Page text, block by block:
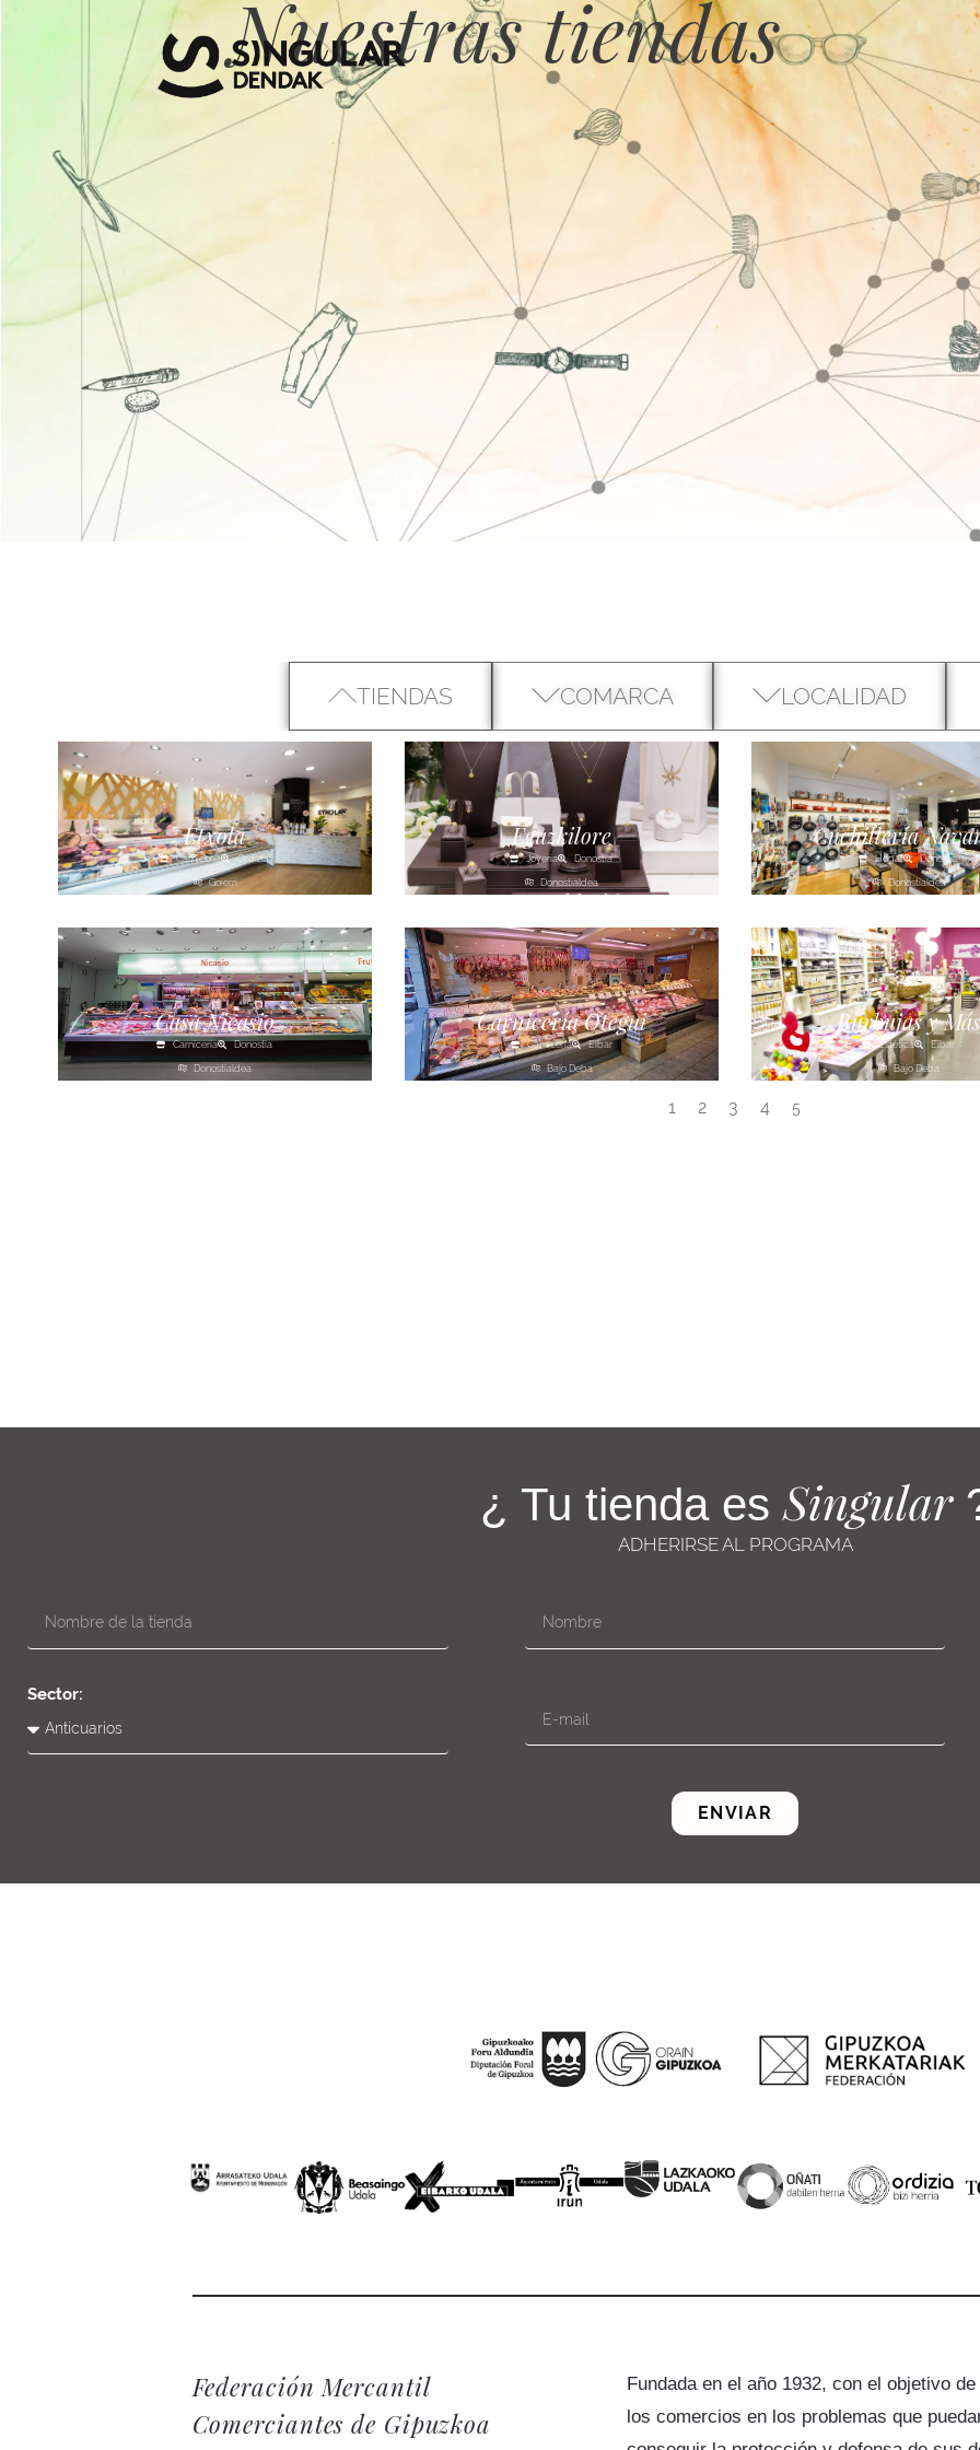
Nuestras tiendas
TIENDAS COMARCA LOCALIDAD
Etxola
Carnicería Ordizia
Goierri
Eguzkilore
Joyería Donostia
Donostialdea
Cuchillería
Hogar Donostia
Donostialdea
Casa Nicasio
Carnicería Donostia
Donostialdea
Carnicería Otegui
Carnicería Eibar
Bajo Deba
Burbujas y Más
Estética Eibar
Bajo Deba
1 2 3 4 5
¿ Tu tienda esSingular
ADHERIRSE AL PROGRAMA
Sector:
ENVIAR
Federación Mercantil
Comerciantes de Gipuzkoa
Fundada en el año 1932, con el objetivo
los comercios en los problemas que